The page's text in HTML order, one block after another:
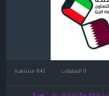
0 التعليقات